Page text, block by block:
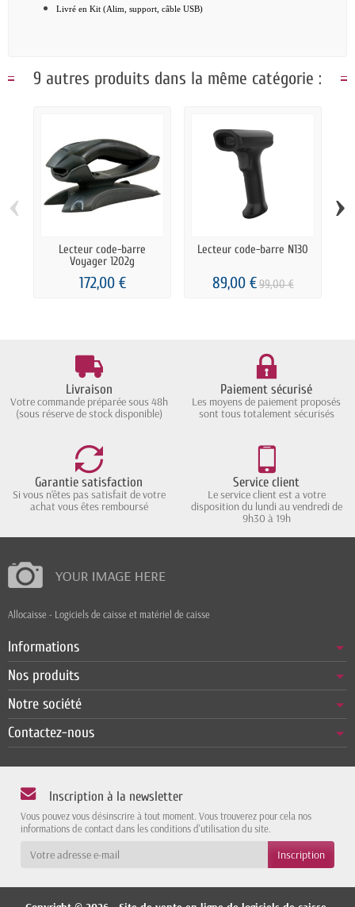
Livré en Kit (Alim, support, câble USB)
9 autres produits dans la même catégorie :
Lecteur code-barre
Voyager 1202g
172,00 €
Lecteur code-barre N130
89,00 €99,00 €
‹ ›
Livraison
Votre commande préparée sous 48h
(sous réserve de stock disponible)
Paiement sécurisé
Les moyens de paiement proposés
sont tous totalement sécurisés
Garantie satisfaction
Si vous n'êtes pas satisfait de votre
achat vous êtes remboursé
Service client
Le service client est a votre
disposition du lundi au vendredi de
9h30 à 19h
Allocaisse - Logiciels de caisse et matériel de caisse
Informations
Nos produits
Notre société
Contactez-nous
Inscription à la newsletter
Vous pouvez vous désinscrire à tout moment. Vous trouverez pour cela nos
informations de contact dans les conditions d'utilisation du site.